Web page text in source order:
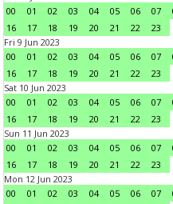
00
01 02 03 04 05 06 07
16
17 18 19 20 21 22
23
Fri 9 Jun 2023
00
01 02 03 04 05 06 07
16
17 18 19 20 21 22
23
Sat 10 Jun 2023
00
01 02 03 04 05 06 07
16
17 18 19 20 21 22
23
Sun 11 Jun 2023
00
01 02 03 04 05 06 07
16
17 18 19 20 21 22
23
Mon 12 Jun 2023
00
01 02 03 04 05 06 07